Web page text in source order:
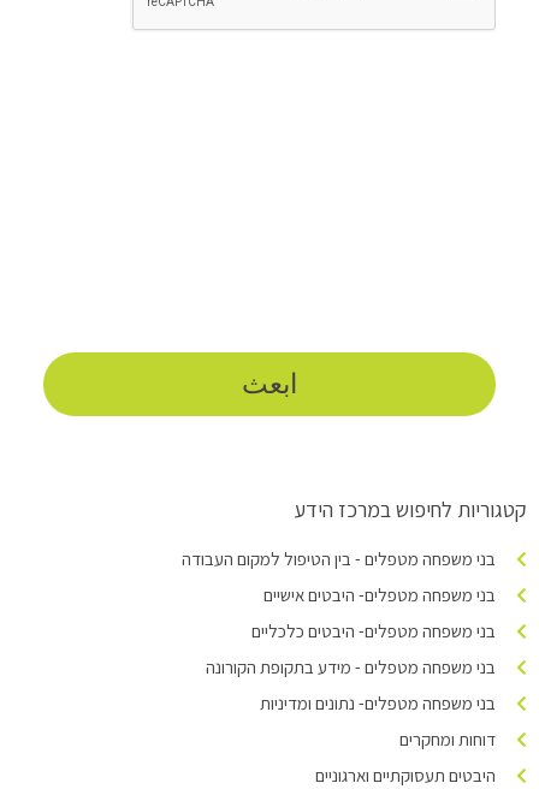
קטגוריות לחיפוש במרכז הידע
בני משפחה מטפלים - בין הטיפול למקום העבודה
בני משפחה מטפלים- היבטים אישיים
בני משפחה מטפלים- היבטים כלכליים
בני משפחה מטפלים - מידע בתקופת הקורונה
בני משפחה מטפלים- נתונים ומדיניות
דוחות ומחקרים
היבטים תעסוקתיים וארגוניים